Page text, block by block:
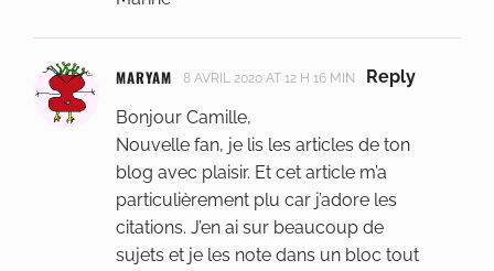
MARYAM 8 AVRIL 2020 AT 12 H 16 MIN
Reply
Bonjour Camille,
Nouvelle fan, je lis les articles de ton
blog avec plaisir. Et cet article m’a
particulièrement plu car j’adore les
citations. J’en ai sur beaucoup de
sujets et je les note dans un bloc tout